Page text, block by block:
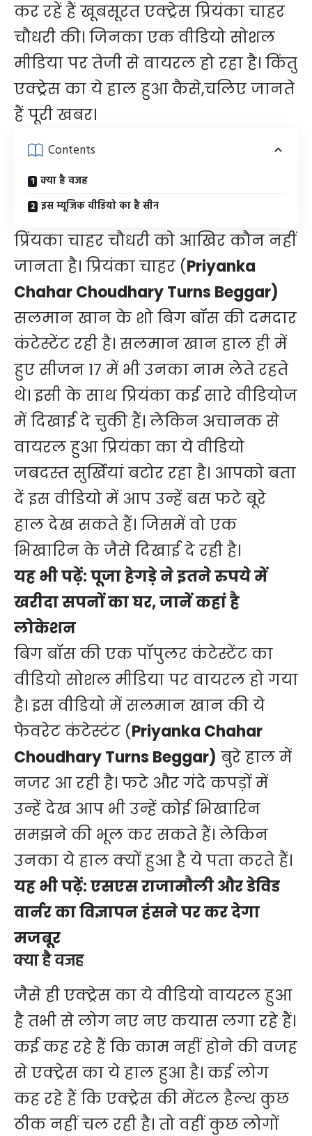
कर रहें हैं खूबसूरत एक्ट्रेस प्रियंका चाहर
चौधरी की। जिनका एक वीडियो सोशल
मीडिया पर तेजी से वायरल हो रहा है। किंतु
एक्ट्रेस का ये हाल हुआ कैसे,चलिए जानते
हैं पूरी खबर।
Contents
क्या है वजह
इस म्यूजिक वीडियो का है सीन
प्रिंयका चाहर चौधरी को आखिर कौन नहीं
जानता है। प्रियंका चाहर (Priyanka
Chahar Choudhary Turns Beggar)
सलमान खान के शो बिग बॉस की दमदार
कंटेस्टेंट रही है। सलमान खान हाल ही में
हुए सीजन 17 में भी उनका नाम लेते रहते
थे। इसी के साथ प्रियंका कई सारे वीडियोज
में दिखाई दे चुकी हैं। लेकिन अचानक से
वायरल हुआ प्रियंका का ये वीडियो
जबदस्त सुर्खियां बटोर रहा है। आपको बता
दें इस वीडियो में आप उन्हें बस फटे बूरे
हाल देख सकते हैं। जिसमें वो एक
भिखारिन के जैसे दिखाई दे रही है।
यह भी पढ़ें:पूजा हेगड़े ने इतने रुपये में
खरीदा सपनों का घर, जानें कहां है
लोकेशन
बिग बॉस की एक पॉपुलर कंटेस्टेंट का
वीडियो सोशल मीडिया पर वायरल हो गया
है। इस वीडियो में सलमान खान की ये
फेवरेट कंटेस्टंट (Priyanka Chahar
Choudhary Turns Beggar) बुरे हाल में
नजर आ रही है। फटे और गंदे कपड़ों में
उन्हें देख आप भी उन्हें कोई भिखारिन
समझने की भूल कर सकते हैं। लेकिन
उनका ये हाल क्यों हुआ है ये पता करते हैं।
यह भी पढ़ें:एसएस राजामौली और डेविड
वार्नर का विज्ञापन हंसने पर कर देगा
मजबूर
क्या है वजह
जैसे ही एक्ट्रेस का ये वीडियो वायरल हुआ
है तभी से लोग नए नए कयास लगा रहे हैं।
कई कह रहे हैं कि काम नहीं होने की वजह
से एक्ट्रेस का ये हाल हुआ है। कई लोग
कह रहे हैं कि एक्ट्रेस की मेंटल हैल्थ कुछ
ठीक नहीं चल रही है। तो वहीं कुछ लोगों